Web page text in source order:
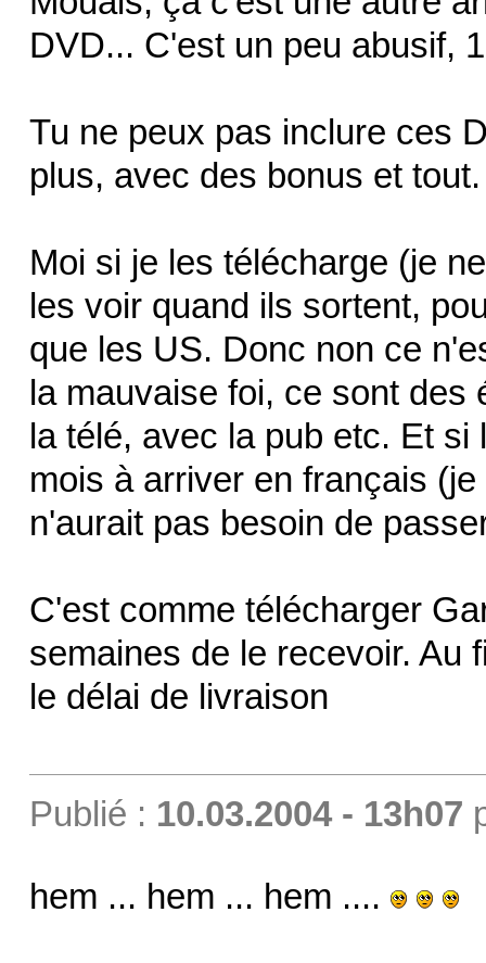
DVD... C'est un peu abusif,
Tu ne peux pas inclure ces
plus, avec des bonus et tout.
Moi si je les télécharge (je
les voir quand ils sortent,
que les US. Donc non ce
la mauvaise foi, ce sont
la télé, avec la pub etc. Et
mois à arriver en français
n'aurait pas besoin de
C'est comme télécharger
semaines de le recevoir. Au
le délai de livraison
Publié : 10.03.2004 - 13h07
hem ... hem ... hem ....